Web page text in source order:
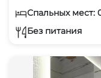
Спальных мест:
Без питания